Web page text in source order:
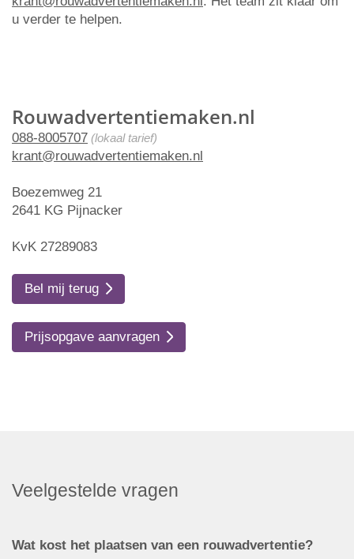
Rouwadvertentiemaken.nl
088-8005707 (lokaal tarief)
krant@rouwadvertentiemaken.nl
Boezemweg 21
2641 KG Pijnacker
KvK 27289083
Bel mij terug
Prijsopgave aanvragen
u verder te helpen.
Veelgestelde vragen
Wat kost het plaatsen van een rouwadvertentie?